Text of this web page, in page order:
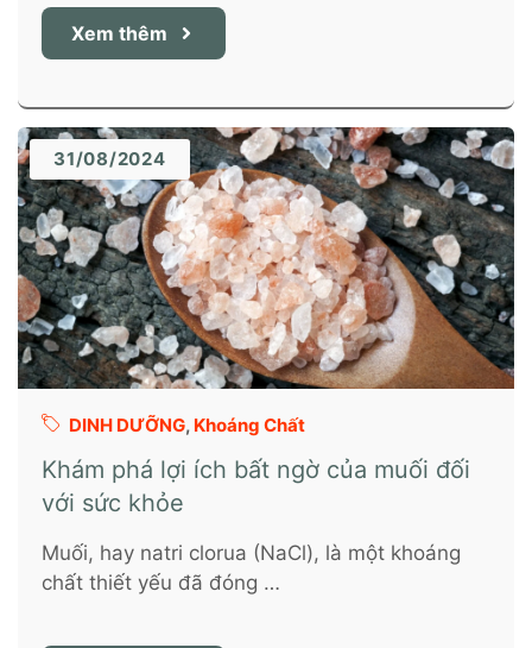
Xem thêm
31/08/2024
DINH DƯỠNG, Khoáng Chất
Khám phá lợi ích bất ngờ của muối đối
với sức khỏe
Muối, hay natri clorua (NaCl), là một khoáng
chất thiết yếu đã đóng …